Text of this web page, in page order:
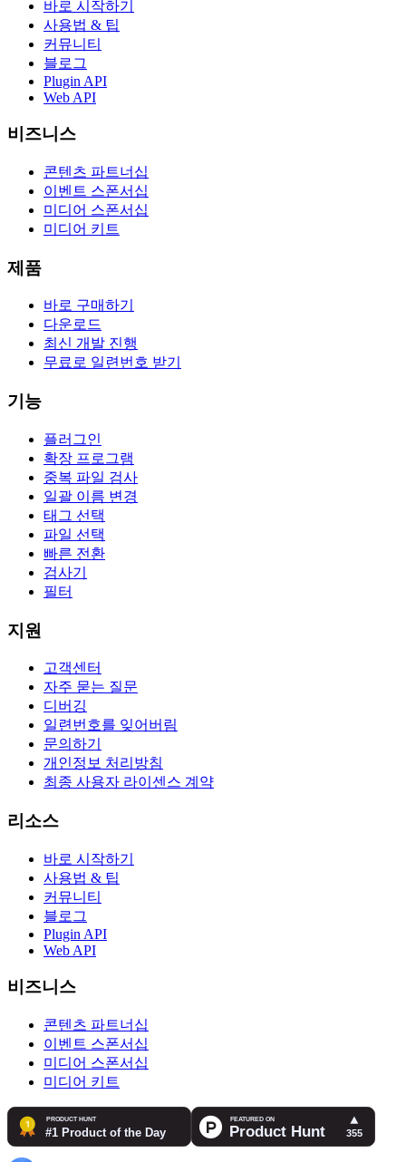
바로 시작하기
사용법 & 팁
커뮤니티
블로그
Plugin API
Web API
비즈니스
콘텐츠 파트너십
이벤트 스폰서십
미디어 스폰서십
미디어 키트
제품
바로 구매하기
다운로드
최신 개발 진행
무료로 일련번호 받기
기능
플러그인
확장 프로그램
중복 파일 검사
일괄 이름 변경
태그 선택
파일 선택
빠른 전환
검사기
필터
지원
고객센터
자주 묻는 질문
디버깅
일련번호를 잊어버림
문의하기
개인정보 처리방침
최종 사용자 라이센스 계약
리소스
바로 시작하기
사용법 & 팁
커뮤니티
블로그
Plugin API
Web API
비즈니스
콘텐츠 파트너십
이벤트 스폰서십
미디어 스폰서십
미디어 키트